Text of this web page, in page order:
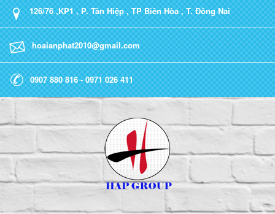
126/76 ,KP1 , P. Tân Hiệp , TP Biên Hòa , T. Đồng Nai
hoaianphat2010@gmail.com
0907 880 816 - 0971 026 411